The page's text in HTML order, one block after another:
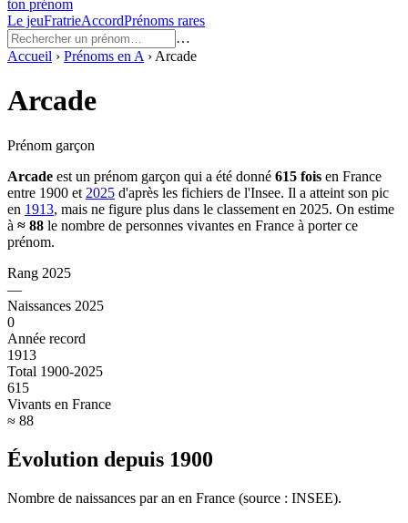
ton prénom
Le jeuFratrieAccordPrénoms rares
…
Accueil › Prénoms en A › Arcade
Arcade
Prénom garçon
Arcade est un prénom garçon qui a été donné 615 fois en France
entre 1900 et 2025 d'après les fichiers de l'Insee. Il a atteint son pic
en 1913, mais ne figure plus dans le classement en 2025. On estime
à ≈ 88 le nombre de personnes vivantes en France à porter ce
prénom.
Rang 2025
—
Naissances 2025
0
Année record
1913
Total 1900-2025
615
Vivants en France
≈ 88
Évolution depuis 1900
Nombre de naissances par an en France (source : INSEE).